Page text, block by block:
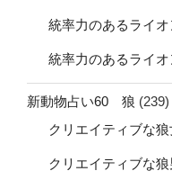
統率力のあるライオ
統率力のあるライオ
新動物占い60 狼 (239)
クリエイティブな狼
クリエイティブな狼